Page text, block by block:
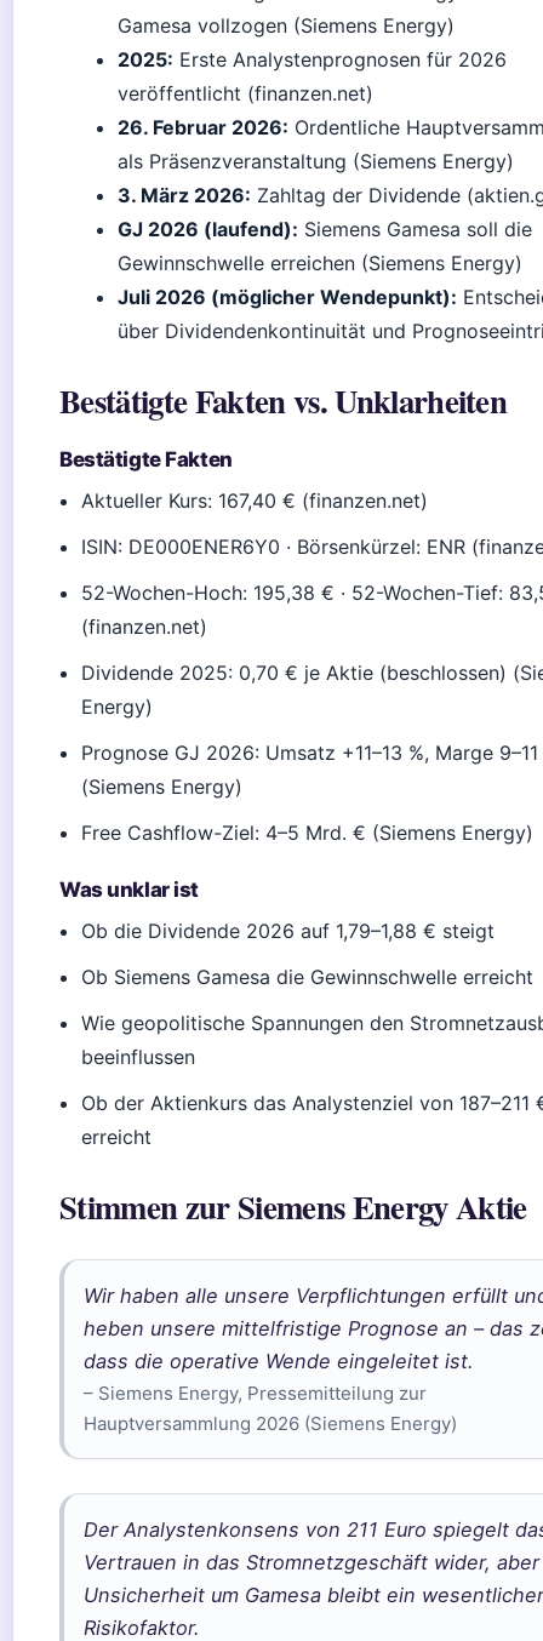
Gamesa vollzogen (Siemens Energy)
2025: Erste Analystenprognosen für 2026
veröffentlicht (finanzen.net)
26. Februar 2026: Ordentliche
als Präsenzveranstaltung (Siemens Energy)
3. März 2026: Zahltag der Dividende
GJ 2026 (laufend): Siemens Gamesa soll die
Gewinnschwelle erreichen (Siemens Energy)
Juli 2026 (möglicher Wendepunkt):
über Dividendenkontinuität und
Bestätigte Fakten vs. Unklarheiten
Bestätigte Fakten
Aktueller Kurs: 167,40 € (finanzen.net)
ISIN: DE000ENER6Y0 · Börsenkürzel: ENR
52-Wochen-Hoch: 195,38 € · 52-Wochen-Tief:
(finanzen.net)
Dividende 2025: 0,70 € je Aktie (beschlossen)
Energy)
Prognose GJ 2026: Umsatz +11–13 %, Marge 9–11
(Siemens Energy)
Free Cashflow-Ziel: 4–5 Mrd. € (Siemens Energy)
Was unklar ist
Ob die Dividende 2026 auf 1,79–1,88 € steigt
Ob Siemens Gamesa die Gewinnschwelle erreicht
Wie geopolitische Spannungen den
beeinflussen
Ob der Aktienkurs das Analystenziel von 187–211
erreicht
Stimmen zur Siemens Energy Aktie
Wir haben alle unsere Verpflichtungen erfüllt
heben unsere mittelfristige Prognose an – das
dass die operative Wende eingeleitet ist.
– Siemens Energy, Pressemitteilung zur
Hauptversammlung 2026 (Siemens Energy)
Der Analystenkonsens von 211 Euro spiegelt
Vertrauen in das Stromnetzgeschäft wider,
Unsicherheit um Gamesa bleibt ein wesentlicher
Risikofaktor.